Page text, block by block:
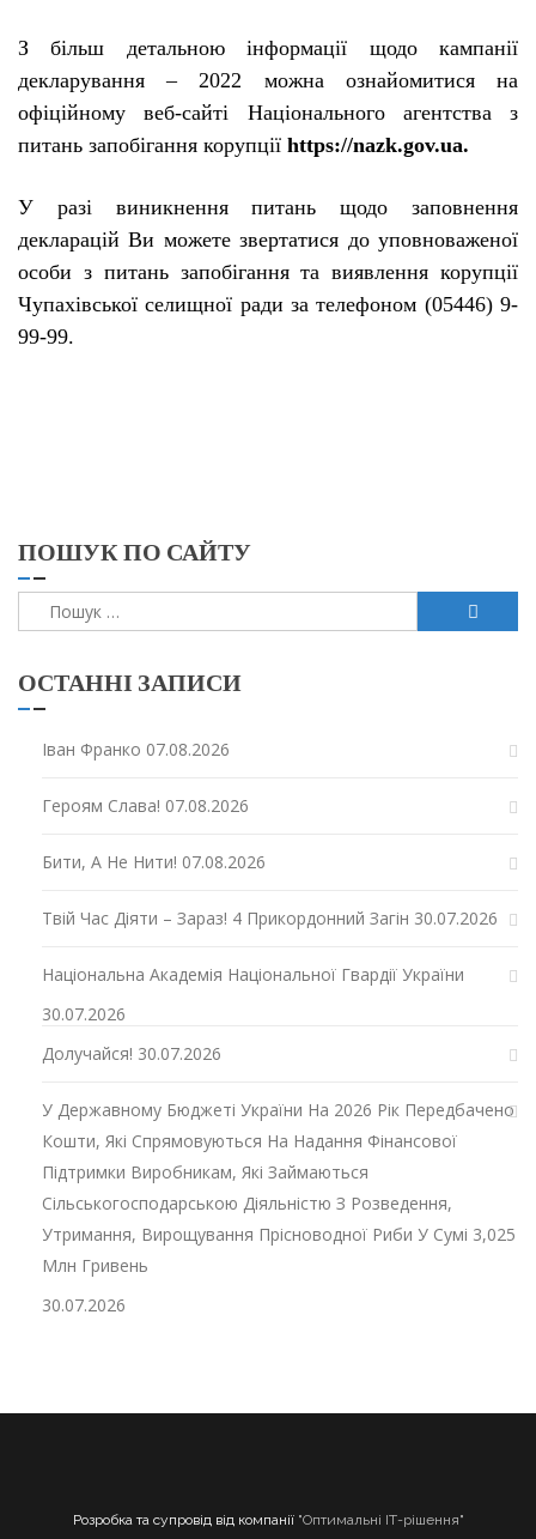
З більш детальною інформації щодо кампанії
декларування – 2022 можна ознайомитися на
офіційному веб-сайті Національного агентства з
питань запобігання корупції https://nazk.gov.ua.
У разі виникнення питань щодо заповнення
декларацій Ви можете звертатися до уповноваженої
особи з питань запобігання та виявлення корупції
Чупахівської селищної ради за телефоном (05446) 9-
99-99.
ПОШУК ПО САЙТУ
Пошук:
ОСТАННІ ЗАПИСИ
Іван Франко 07.08.2026
Героям Слава! 07.08.2026
Бити, А Не Нити! 07.08.2026
Твій Час Діяти – Зараз! 4 Прикордонний Загін 30.07.2026
Національна Академія Національної Гвардії України
30.07.2026
Долучайся! 30.07.2026
У Державному Бюджеті України На 2026 Рік Передбачено
Кошти, Які Спрямовуються На Надання Фінансової
Підтримки Виробникам, Які Займаються
Сільськогосподарською Діяльністю З Розведення,
Утримання, Вирощування Прісноводної Риби У Сумі 3,025
Млн Гривень
30.07.2026
Розробка та супровід від компанії "Оптимальні ІТ-рішення"